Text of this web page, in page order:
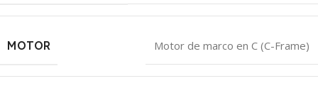
MOTOR Motor de marco en C (C-Frame)